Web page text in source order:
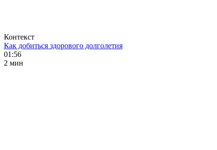
Контекст
Как добиться здорового долголетия
01:56
2 мин